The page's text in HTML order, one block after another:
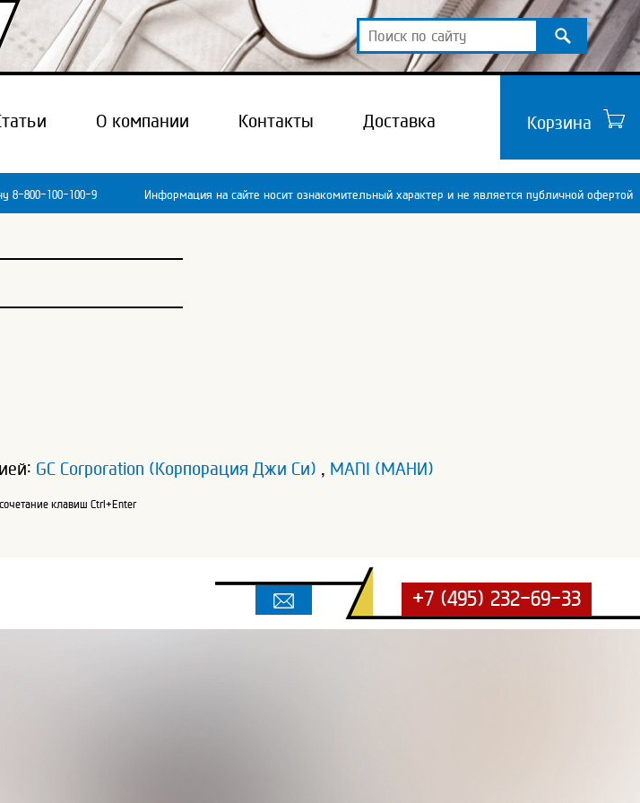
О компании Контакты Доставка Корзина
8-800-100-100-9 Информация на сайте носит ознакомительный характер и не является публичной офертой
GC Corporation (Корпорация Джи Си) , MANI (МАНИ)
клавиш Ctrl+Enter
+7 (495) 232-69-33